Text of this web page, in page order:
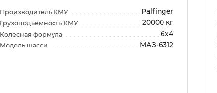
Производитель КМУ Palfinger
Грузоподъемность КМУ 20000 кг
Колесная формула 6х4
Модель шасси МАЗ-6312